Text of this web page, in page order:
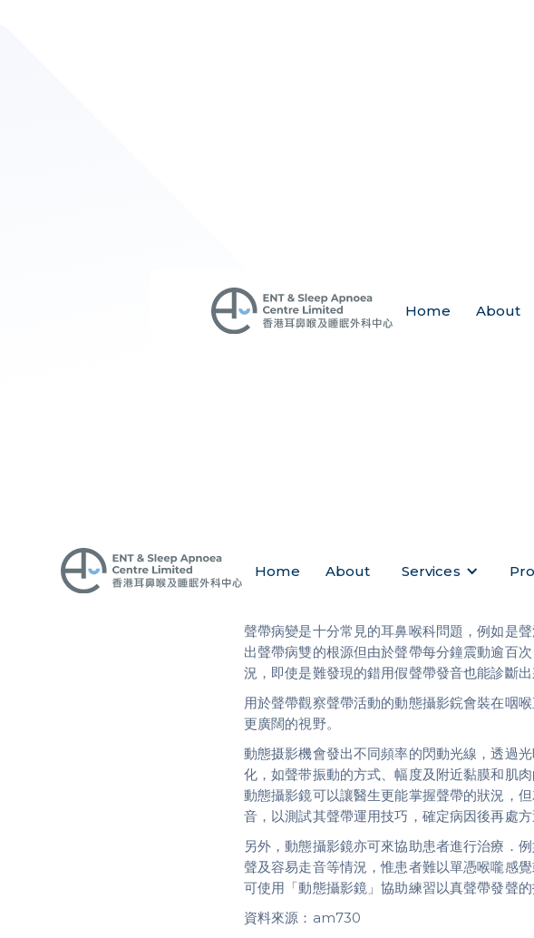
動態攝影鏡助診斷聲帶問Home About
Home About Services
聲帶病變是十分常見的耳鼻喉科問題，例如是
出聲帶病雙的根源但由於聲帶每分鐘震動逾百
況，即使是難發現的錯用假聲帶發音也能診斷出
用於聲帶觀察聲帶活動的動態攝影鋎會裝在咽
更廣闊的視野。
動態摄影機會發出不同頻率的閃動光線，透過
化，如聲带振動的方式、幅度及附近黏膜和肌
動態攝影鏡可以讓醫生更能掌握聲帶的狀況，
音，以測試其聲帶運用技巧，確定病因後再處
另外，動態攝影鏡亦可來協助患者進行治療．
聲及容易走音等情況，惟患者難以單憑喉嚨感
可使用「動態攝影鏡」協助練習以真聲帶發聲
資料來源：am730